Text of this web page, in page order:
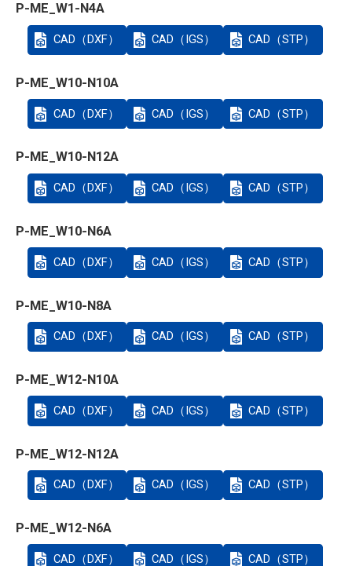
P-ME_W1-N4A
CAD（DXF） CAD（IGS） CAD（STP）
P-ME_W10-N10A
CAD（DXF） CAD（IGS） CAD（STP）
P-ME_W10-N12A
CAD（DXF） CAD（IGS） CAD（STP）
P-ME_W10-N6A
CAD（DXF） CAD（IGS） CAD（STP）
P-ME_W10-N8A
CAD（DXF） CAD（IGS） CAD（STP）
P-ME_W12-N10A
CAD（DXF） CAD（IGS） CAD（STP）
P-ME_W12-N12A
CAD（DXF） CAD（IGS） CAD（STP）
P-ME_W12-N6A
CAD（DXF） CAD（IGS） CAD（STP）